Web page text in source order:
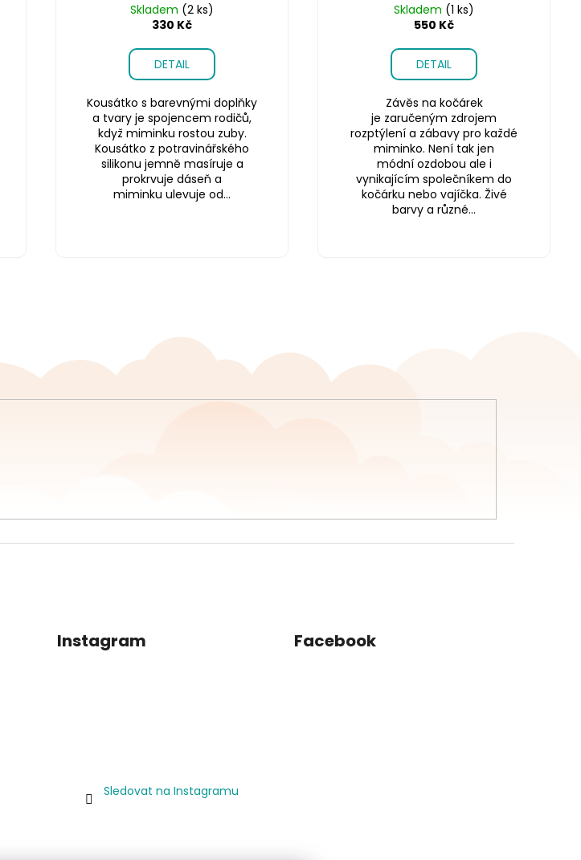
Skladem (2 ks)
330 Kč
DETAIL
Kousátko s barevnými doplňky
a tvary je spojencem rodičů,
když miminku rostou zuby.
Kousátko z potravinářského
silikonu jemně masíruje a
prokrvuje dáseň a
miminku ulevuje od...
Skladem (1 ks)
550 Kč
DETAIL
Závěs na kočárek
je zaručeným zdrojem
rozptýlení a zábavy pro každé
miminko. Není tak jen
módní ozdobou ale i
vynikajícím společníkem do
kočárku nebo vajíčka. Živé
barvy a různé...
Instagram
Sledovat na Instagramu
Facebook